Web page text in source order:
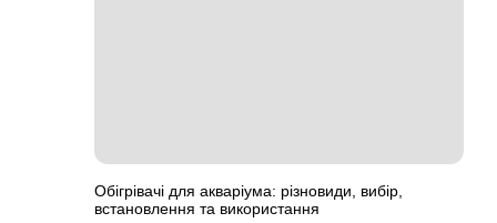
Обігрівачі для акваріума: різновиди, вибір,
встановлення та використання